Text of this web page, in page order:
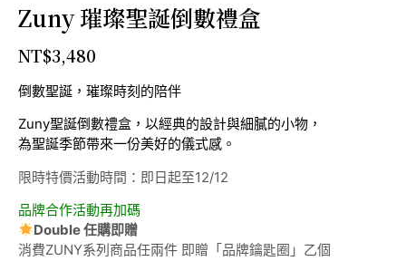
Zuny 璀璨聖誕倒數禮盒
NT$3,480
倒數聖誕，璀璨時刻的陪伴
Zuny聖誕倒數禮盒，以經典的設計與細膩的小物，
為聖誕季節帶來一份美好的儀式感。
限時特價活動時間：即日起至12/12
品牌合作活動再加碼
Double 任購即贈
消費ZUNY系列商品任兩件 即贈「品牌鑰匙圈」乙個